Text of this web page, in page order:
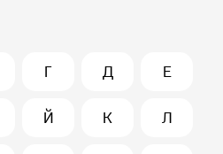
Г Д Е
Й К Л